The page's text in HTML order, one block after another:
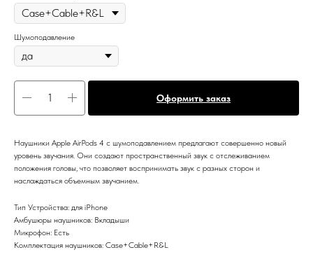
Шумоподавление
Оформить заказ
Наушники Apple AirPods 4 с шумоподавлением предлагают совершенно новый
уровень звучания. Они создают пространственный звук с отслеживанием
положения головы, что позволяет воспринимать звук с разных сторон и
наслаждаться объемным звучанием.
Тип Устройства: для iPhone
Амбушюры наушников: Вкладыши
Микрофон: Есть
Комплектация наушников: Case+Cable+R&L